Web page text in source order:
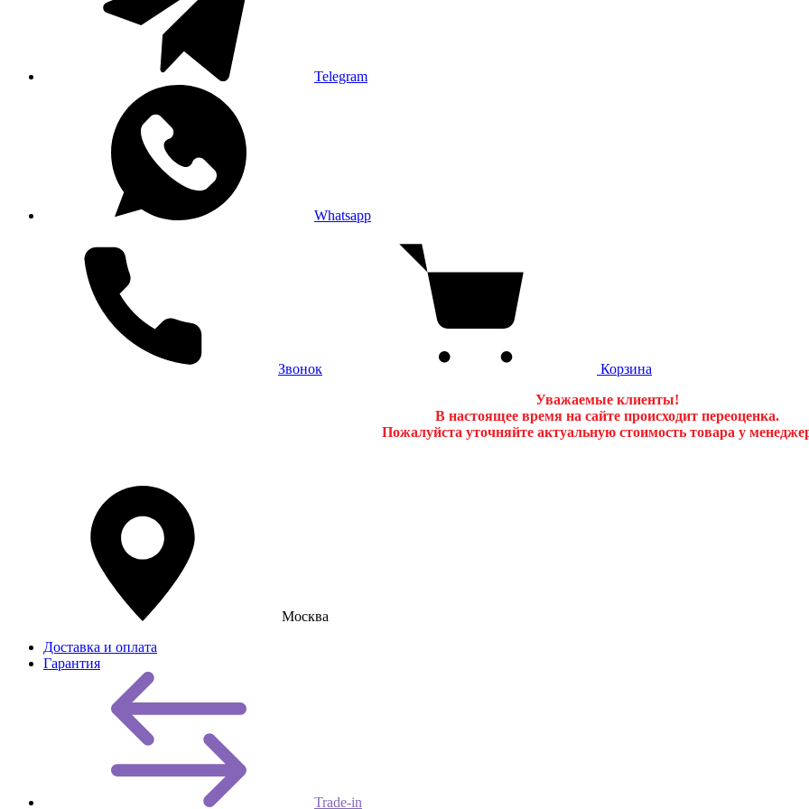
Telegram
Whatsapp
Звонок
Корзина
Уважаемые клиенты!
В настоящее время на сайте происходит переоценка.
Пожалуйста уточняйте актуальную стоимость товара у
Москва
Доставка и оплата
Гарантия
Trade-in